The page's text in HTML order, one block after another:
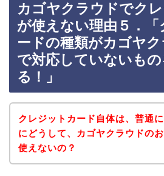
カゴヤクラウドでク
が使えない理由５．
ードの種類がカゴヤ
で対応していないも
る！」
クレジットカード自体は、普通
にどうして、カゴヤクラウドの
使えないの？